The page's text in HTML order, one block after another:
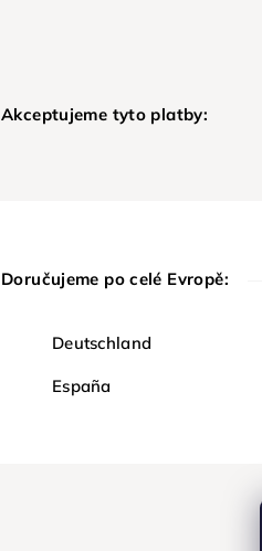
Akceptujeme tyto platby:
Doručujeme po celé Evropě:
Deutschland
España